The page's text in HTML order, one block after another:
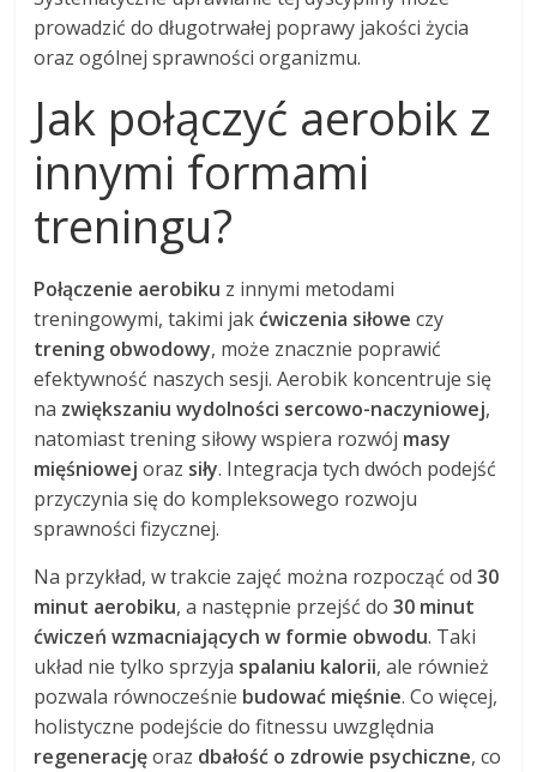
prowadzić do długotrwałej poprawy jakości życia
oraz ogólnej sprawności organizmu.
Jak połączyć aerobik z
innymi formami
treningu?
Połączenie aerobiku z innymi metodami
treningowymi, takimi jakćwiczenia siłowe czy
trening obwodowy, może znacznie poprawić
efektywność naszych sesji. Aerobik koncentruje się
na zwiększaniu wydolności sercowo-naczyniowej,
natomiast trening siłowy wspiera rozwój masy
mięśniowej oraz siły. Integracja tych dwóch podejść
przyczynia się do kompleksowego rozwoju
sprawności fizycznej.
Na przykład, w trakcie zajęć można rozpocząć od30
minut aerobiku, a następnie przejść do30 minut
ćwiczeń wzmacniających w formie obwodu. Taki
układ nie tylko sprzyja spalaniu kalorii, ale również
pozwala równocześnie budować mięśnie. Co więcej,
holistyczne podejście do fitnessu uwzględnia
regeneracjęoraz dbałość o zdrowie psychiczne, co